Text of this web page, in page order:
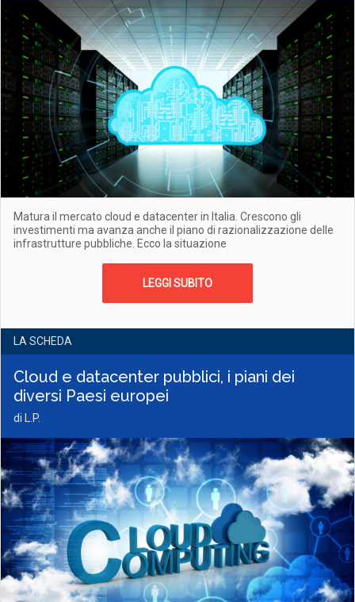
Matura il mercato cloud e datacenter in Italia. Crescono gli
investimenti ma avanza anche il piano di razionalizzazione delle
infrastrutture pubbliche. Ecco la situazione
LEGGI SUBITO
LA SCHEDA
Cloud e datacenter pubblici, i piani dei
diversi Paesi europei
di L .P.